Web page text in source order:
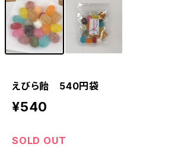
えびら飴 540円袋
¥540
SOLD OUT